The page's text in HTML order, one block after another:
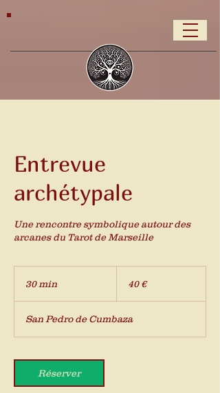
Entrevue
archétypale
Une rencontre symbolique autour des
arcanes du Tarot de Marseille
30 min
i
n
40 €
San Pedro de Cumbaza
Réserver